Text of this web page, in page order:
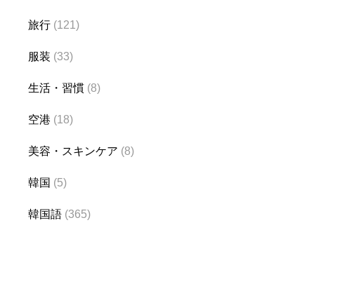
旅行 (121)
服装 (33)
生活・習慣 (8)
空港 (18)
美容・スキンケア (8)
韓国 (5)
韓国語 (365)